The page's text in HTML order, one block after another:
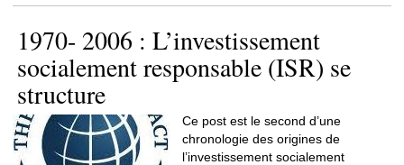
1970- 2006 : L’investissement
socialement responsable (ISR) se
structure
Ce post est le second d’une
chronologie des origines de
l’investissement socialement